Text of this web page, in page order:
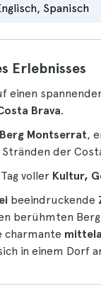
Spanisch
Erlebnisses
einen
Brava.
Berg Montserrat,
Stränden der
voller Kultur,
beeindruckende
berühmten Berg
charmante
in einem Dorf